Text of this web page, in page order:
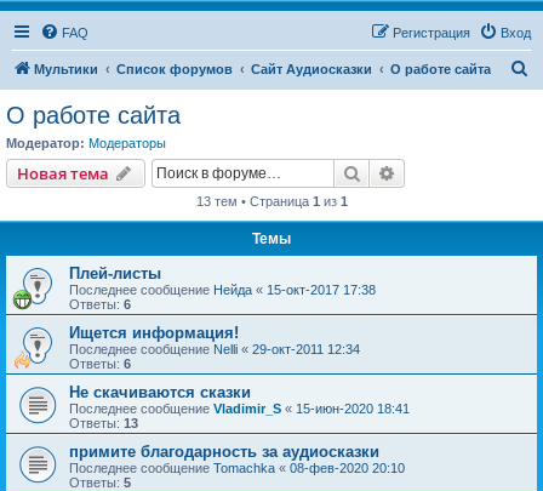
FAQ Вход
Регистрация
Мультики Список форумов Сайт Аудиосказки О работе сайта
О работе сайта
Модератор: Модераторы
Новая тема Поиск
13 тем • Страница 1 из 1
Темы
Плей-листы
Последнее сообщение Нейда « 15-окт-2017 17:38
Ответы: 6
Ищется информация!
Последнее сообщение Nelli « 29-окт-2011 12:34
Ответы: 6
Не скачиваются сказки
Последнее сообщение Vladimir_S « 15-июн-2020 18:41
Ответы: 13
примите благодарность за аудиосказки
Последнее сообщение Tomachka « 08-фев-2020 20:10
Ответы: 5